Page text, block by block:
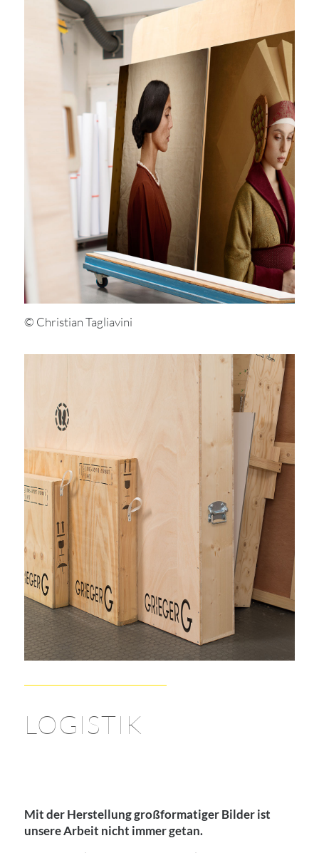
© Christian Tagliavini
LOGISTIK
Mit der Herstellung großformatiger Bilder ist
unsere Arbeit nicht immer getan.